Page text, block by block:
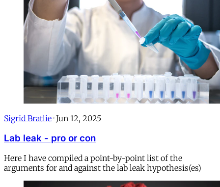
Sigrid Bratlie · Jun 12, 2025
Lab leak - pro or con
Here I have compiled a point-by-point list of the
arguments for and against the lab leak hypothesis(es)